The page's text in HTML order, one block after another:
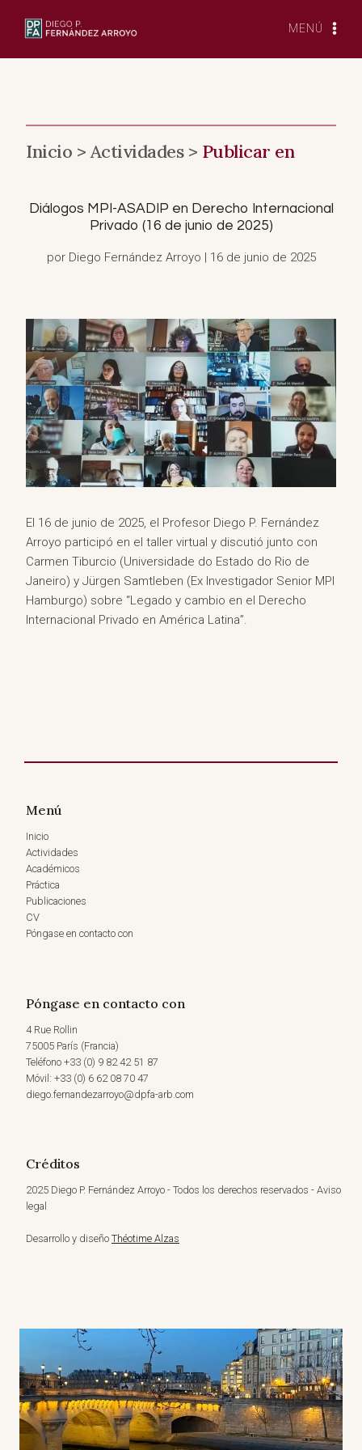
MENÚ
Inicio >Actividades > Publicar en
Diálogos MPI-ASADIP en Derecho Internacional
Privado (16 de junio de 2025)
por Diego Fernández Arroyo | 16 de junio de 2025
El 16 de junio de 2025, el Profesor Diego P. Fernández
Arroyo participó en el taller virtual y discutió junto con
Carmen Tiburcio (Universidade do Estado do Rio de
Janeiro) y Jürgen Samtleben (Ex Investigador Senior MPI
Hamburgo) sobre “Legado y cambio en el Derecho
Internacional Privado en América Latina”.
Menú
Inicio
Actividades
Académicos
Práctica
Publicaciones
CV
Póngase en contacto con
Póngase en contacto con
4 Rue Rollin
75005 París (Francia)
Teléfono +33 (0) 9 82 42 51 87
Móvil: +33 (0) 6 62 08 70 47
diego.fernandezarroyo@dpfa-arb.com
Créditos
2025 Diego P. Fernández Arroyo - Todos los derechos reservados - Aviso
legal
Desarrollo y diseño Théotime Alzas